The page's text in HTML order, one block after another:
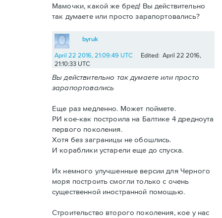
Мамочки, какой же бред! Вы действительно
так думаете или просто зарапортовались?
byruk
April 22 2016, 21:09:49 UTC
Edited: April 22 2016,
21:10:33 UTC
Вы действительно так думаете или просто
зарапортовались
Еще раз медленно. Может поймете.
РИ кое-как построила на Балтике 4 дредноута
первого поколения.
Хотя без заграницы не обошлись.
И кораблики устарели еще до спуска.
Их немного улучшенные версии для Черного
моря построить смогли только с очень
существенной иностранной помощью.
Строительство второго поколения, кое у нас